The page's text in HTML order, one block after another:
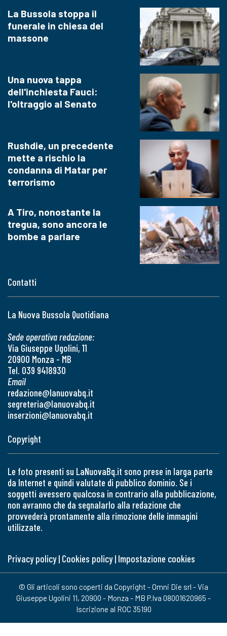
Contatti
La Nuova Bussola Quotidiana
Sede operativa redazione:
Via Giuseppe Ugolini, 11
20900 Monza - MB
Tel. 039 9418930
Email
redazione@lanuovabq.it
segreteria@lanuovabq.it
inserzioni@lanuovabq.it
La Bussola stoppa il
funerale in chiesa del
massone
Una nuova tappa
dell'inchiesta Fauci:
l'oltraggio al Senato
Rushdie, un precedente
mette a rischio la
condanna di Matar per
terrorismo
A Tiro, nonostante la
tregua, sono ancora le
bombe a parlare
Copyright
Le foto presenti su LaNuovaBq.it sono prese in larga parte
da Internet e quindi valutate di pubblico dominio. Se i
soggetti avessero qualcosa in contrario alla pubblicazione,
non avranno che da segnalarlo alla redazione che
provvederà prontamente alla rimozione delle immagini
utilizzate.
Privacy policy| Cookies policy| Impostazione cookies
© Gli articoli sono coperti da Copyright - Omni Die srl - Via
Giuseppe Ugolini 11, 20900 - Monza - MB P.Iva 08001620965 -
Iscrizione al ROC 35190